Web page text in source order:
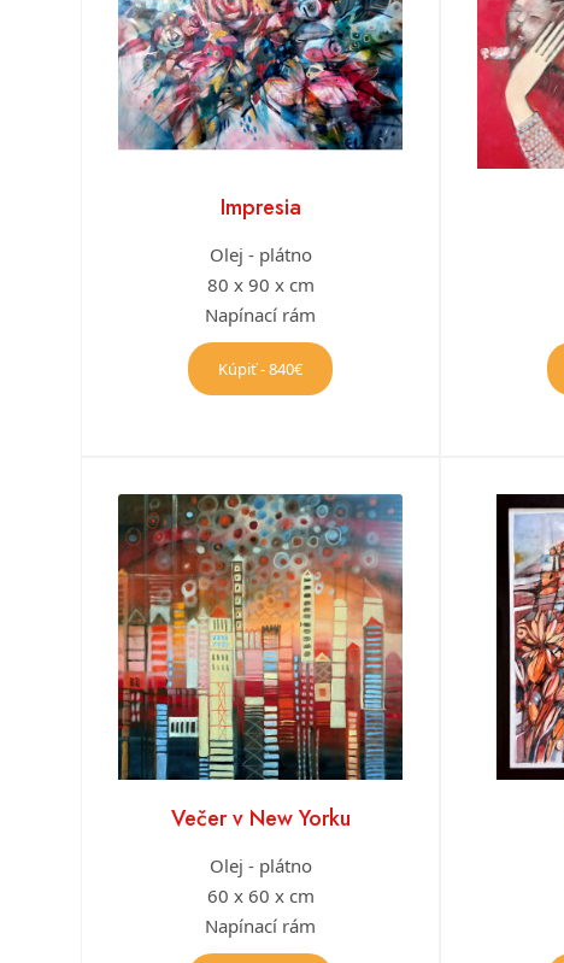
Impresia
Olej - plátno
80 x 90 x cm
Napínací rám
Kúpiť - 840€
Večer v New Yorku
Olej - plátno
60 x 60 x cm
Napínací rám